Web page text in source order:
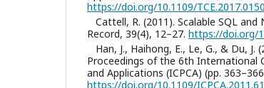
https://doi.org/10.1109/
Cattell, R. (2011). Scalable SQL
Record, 39(4), 12–27. https://doi.org/
Han, J., Haihong, E., Le, G., & Du,
Proceedings of the 6th International
and Applications (ICPCA) (pp.
https://doi.org/10.1109/